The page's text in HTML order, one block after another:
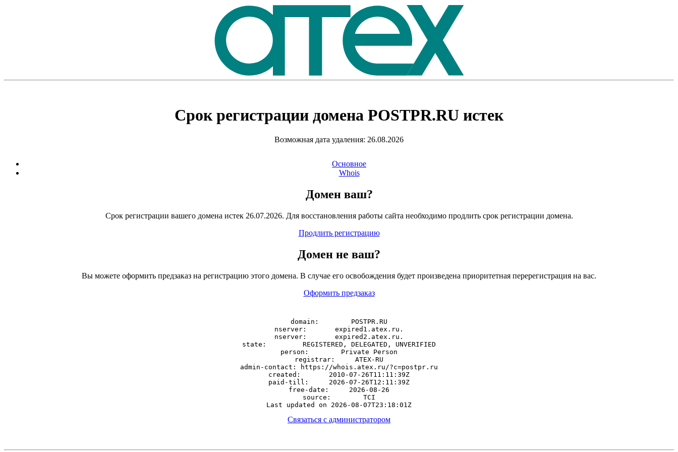
Срок регистрации домена POSTPR.RU истек
Возможная дата удаления: 26.08.2026
Основное
Whois
Домен ваш?
Срок регистрации вашего домена истек 26.07.2026. Для восстановления работы сайта необходимо продлить срок регистрации домена.
Продлить регистрацию
Домен не ваш?
Вы можете оформить предзаказ на регистрацию этого домена. В случае его освобождения будет произведена приоритетная перерегистрация на вас.
Оформить предзаказ
domain:        POSTPR.RU
nserver:       expired1.atex.ru.
nserver:       expired2.atex.ru.
state:         REGISTERED, DELEGATED, UNVERIFIED
person:        Private Person
registrar:     ATEX-RU
admin-contact: https://whois.atex.ru/?c=postpr.ru
created:       2010-07-26T11:11:39Z
paid-till:     2026-07-26T12:11:39Z
free-date:     2026-08-26
source:        TCI
Связаться с администратором